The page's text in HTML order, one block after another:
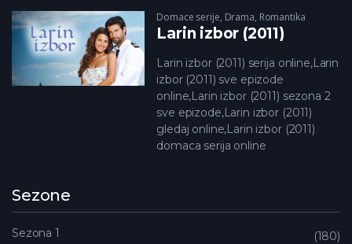
Domace serije, Drama, Romantika
Larin izbor (2011)
Larin izbor (2011) serija online,Larin
izbor (2011) sve epizode
online,Larin izbor (2011) sezona 2
sve epizode,Larin izbor (2011)
gledaj online,Larin izbor (2011)
domaca serija online
Sezone
Sezona 1
180